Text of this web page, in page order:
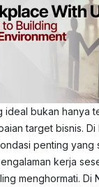
bukan hanya
target bisnis.
penting yang
kerja
menghormati. Di